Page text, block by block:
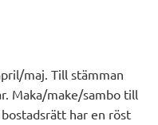
maj. Till stämman
Maka/make/sambo till
har en röst